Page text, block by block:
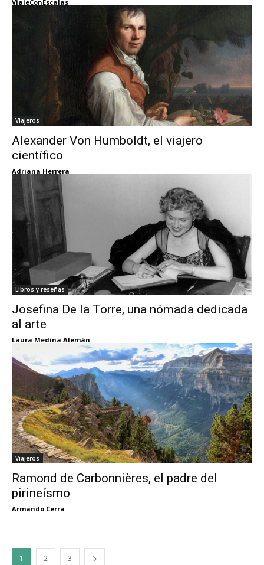
ViajeConEscalas
Viajeros
Alexander Von Humboldt, el viajero
científico
Adriana Herrera
Libros y reseñas
Josefina De la Torre, una nómada dedicada
al arte
Laura Medina Alemán
Viajeros
Ramond de Carbonnières, el padre del
pirineísmo
Armando Cerra
1 2 3